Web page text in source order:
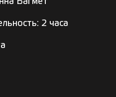
2 часа